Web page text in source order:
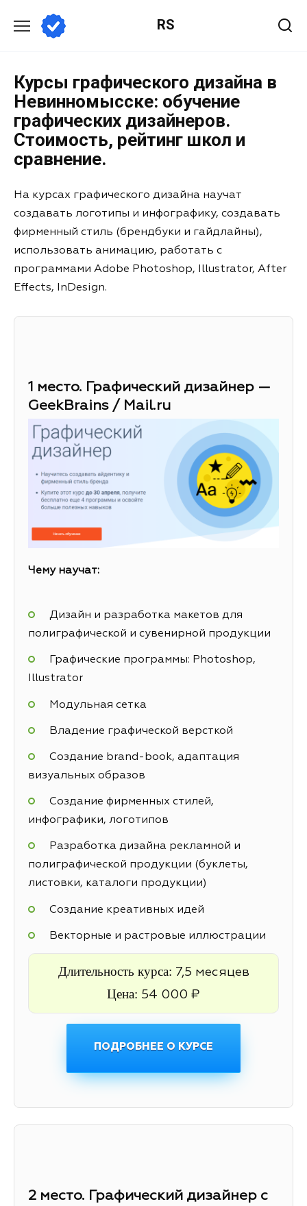
RS
Курсы графического дизайна в
Невинномысске: обучение
графических дизайнеров.
Стоимость, рейтинг школ и
сравнение.
На курсах графического дизайна научат
создавать логотипы и инфографику, создавать
фирменный стиль (брендбуки и гайдлайны),
использовать анимацию, работать с
программами Adobe Photoshop, Illustrator, After
Effects, InDesign.
1 место. Графический дизайнер —
GeekBrains / Mail.ru
Чему научат:
Дизайн и разработка макетов для
полиграфической и сувенирной продукции
Графические программы: Photoshop,
Illustrator
Модульная сетка
Владение графической версткой
Создание brand-book, адаптация
визуальных образов
Создание фирменных стилей,
инфографики, логотипов
Разработка дизайна рекламной и
полиграфической продукции (буклеты,
листовки, каталоги продукции)
Создание креативных идей
Векторные и растровые иллюстрации
Длительность курса: 7,5 месяцев
Цена: 54 000 ₽
ПОДРОБНЕЕ О КУРСЕ
2 место. Графический дизайнер с